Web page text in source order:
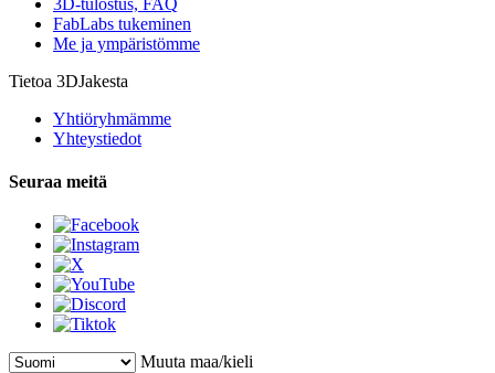
FabLabs tukeminen
Me ja ympäristömme
Tietoa 3DJakesta
Yhtiöryhmämme
Yhteystiedot
Seuraa meitä
Muuta maa/kieli